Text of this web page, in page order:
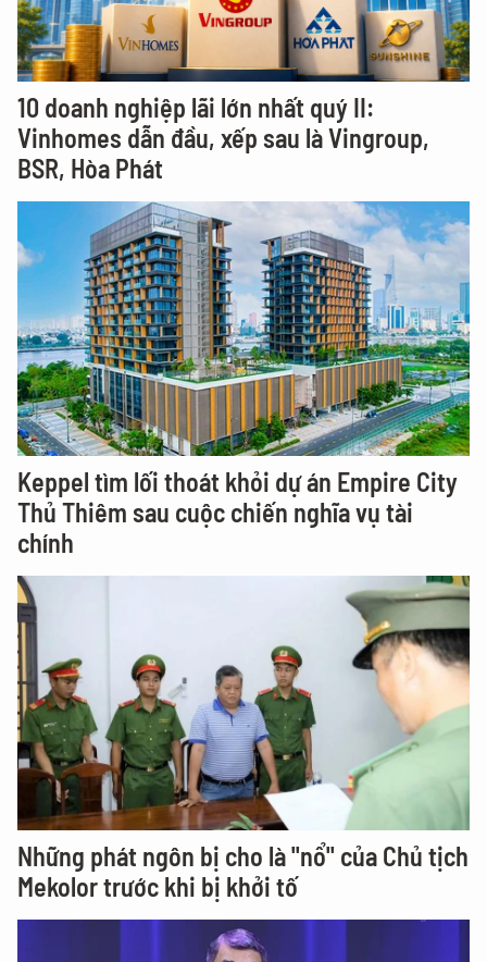
10 doanh nghiệp lãi lớn nhất quý II:
Vinhomes dẫn đầu, xếp sau là Vingroup,
BSR, Hòa Phát
Keppel tìm lối thoát khỏi dự án Empire City
Thủ Thiêm sau cuộc chiến nghĩa vụ tài
chính
Những phát ngôn bị cho là "nổ" của Chủ tịch
Mekolor trước khi bị khởi tố